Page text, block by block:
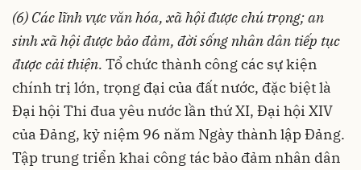
(6) Các lĩnh vực văn hóa, xã hội được chú trọng; an
sinh xã hội được bảo đảm, đời sống nhân dân tiếp tục
được cải thiện. Tổ chức thành công các sự kiện
chính trị lớn, trọng đại của đất nước, đặc biệt là
Đại hội Thi đua yêu nước lần thứ XI, Đại hội XIV
của Đảng, kỷ niệm 96 năm Ngày thành lập Đảng.
Tập trung triển khai công tác bảo đảm nhân dân